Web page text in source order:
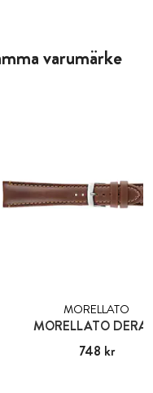
varumärke
MORELLATO
MORELLATO
Pris:748 kr
748 kr